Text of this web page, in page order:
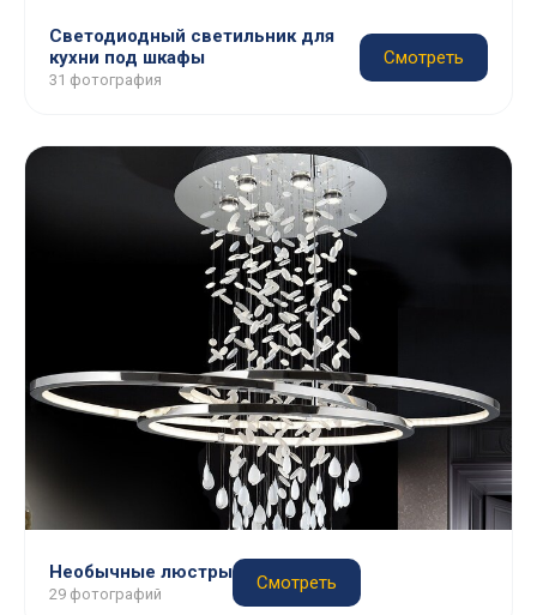
Светодиодный светильник для
кухни под шкафы
31 фотография
Смотреть
Необычные люстры
29 фотографий
Смотреть